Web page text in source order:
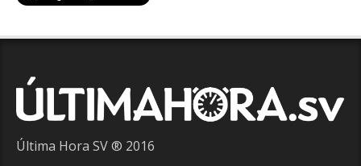
Última Hora SV ® 2016